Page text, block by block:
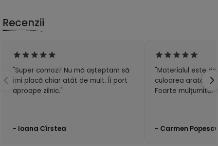
Recenzii
"Super comozi! Nu mă așteptam să
îmi placă chiar atât de mult. Îi port
aproape zilnic."
- Ioana Cîrstea
"Materialul este
culoarea arată
Foarte mulțumită!"
- Carmen